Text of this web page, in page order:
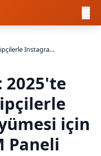
Turkish - tr: 2025'te Gerçek Takipçilerle Instagram Büyümesi için En İyi SMM Paneli
2025'te
için
Paneli